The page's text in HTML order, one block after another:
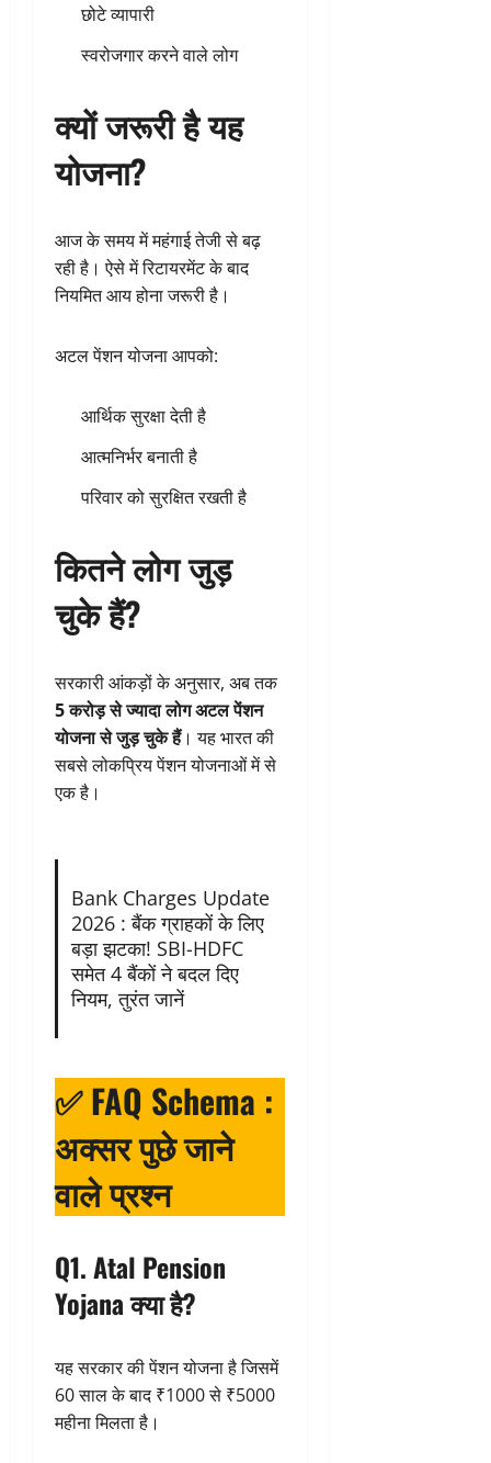
छोटे व्यापारी
स्वरोजगार करने वाले लोग
क्यों जरूरी है यह
योजना?
आज के समय में महंगाई तेजी से बढ़
रही है। ऐसे में रिटायरमेंट के बाद
नियमित आय होना जरूरी है।
अटल पेंशन योजना आपको:
आर्थिक सुरक्षा देती है
आत्मनिर्भर बनाती है
परिवार को सुरक्षित रखती है
कितने लोग जुड़
चुके हैं?
सरकारी आंकड़ों के अनुसार, अब तक
5 करोड़ से ज्यादा लोग अटल पेंशन
योजना से जुड़ चुके हैं। यह भारत की
सबसे लोकप्रिय पेंशन योजनाओं में से
एक है।
Bank Charges Update
2026 : बैंक ग्राहकों के लिए
बड़ा झटका! SBI-HDFC
समेत 4 बैंकों ने बदल दिए
नियम, तुरंत जानें
✅ FAQ Schema :
अक्सर पुछे जाने
वाले प्रश्न
Q1. Atal Pension
Yojana क्या है?
यह सरकार की पेंशन योजना है जिसमें
60 साल के बाद ₹1000 से ₹5000
महीना मिलता है।